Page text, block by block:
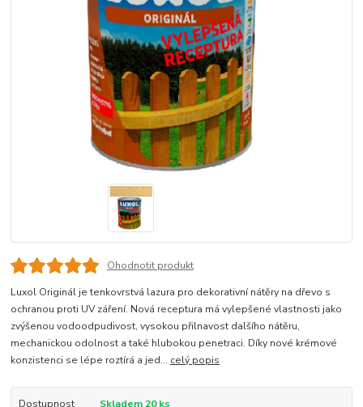
Ohodnotit produkt
Luxol Originál je tenkovrstvá lazura pro dekorativní nátěry na dřevo s
ochranou proti UV záření. Nová receptura má vylepšené vlastnosti jako
zvýšenou vodoodpudivost, vysokou přilnavost dalšího nátěru,
mechanickou odolnost a také hlubokou penetraci. Díky nové krémové
konzistenci se lépe roztírá a jed... celý popis
Dostupnost
Skladem 20 ks